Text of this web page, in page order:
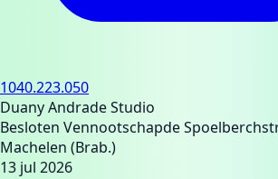
1040.223.050
Duany Andrade Studio
Besloten Vennootschapde
Machelen (Brab.)
13 jul 2026